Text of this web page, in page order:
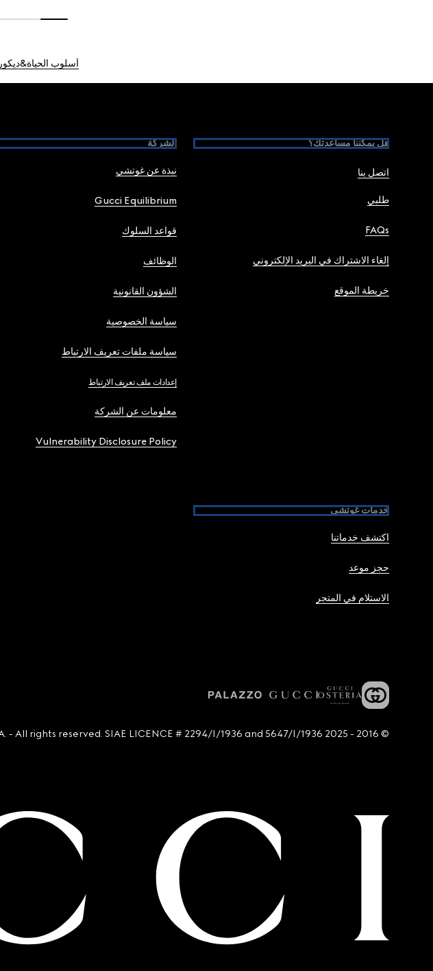
أسلوب الحياة&ديكور
هل يمكننا مساعدتك؟
اتصل بنا
طلبي
FAQs
إلغاء الاشتراك في البريد الإلكتروني
خريطة الموقع
الشركة
نبذة عن غوتشي
Gucci Equilibrium
قواعد السلوك
الوظائف
الشؤون القانونية
سياسة الخصوصية
سياسة ملفات تعريف الارتباط
إعدادات ملف تعريف الارتباط
معلومات عن الشركة
Vulnerability Disclosure Policy
خدمات غوتشي
اكتشف خدماتنا
حجز موعد
الاستلام في المتجر
© 2016 - 2025 Guccio Gucci S.p.A. - All rights reserved. SIAE LICENCE # 2294/I/1936 and 5647/I/1936